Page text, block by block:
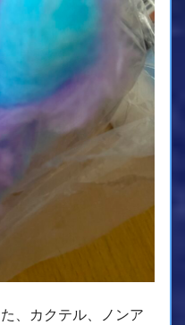
、カクテル、ノンア